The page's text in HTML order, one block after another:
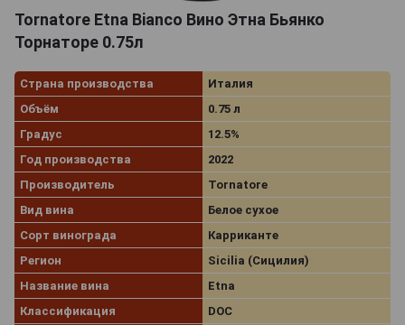
Tornatore Etna Bianco Вино Этна Бьянко
Торнаторе 0.75л
Страна производства
Италия
Объём
0.75 л
Градус
12.5%
Год производства
2022
Производитель
Tornatore
Вид вина
Белое сухое
Сорт винограда
Карриканте
Регион
Sicilia (Сицилия)
Название вина
Etna
Классификация
DOC